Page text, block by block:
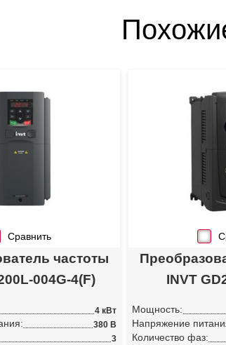
Сравнить
частоты
004G-4(F)
4 кВт
380 В
3
INVT
Мощность:
Напряжение
Количество фаз: